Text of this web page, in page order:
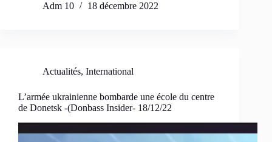
Adm 10
18 décembre 2022
Actualités, International
L’armée ukrainienne bombarde une école du centre
de Donetsk -(Donbass Insider- 18/12/22